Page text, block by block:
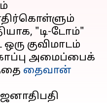
"டி-டோம்"
குவிமாடம்
அமைப்பைக்
தைவான்